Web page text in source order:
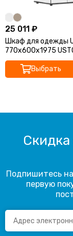
25 011 ₽
Шкаф для одежды
770х600х1975
Выбрать
Скидка
Подпишитесь
первую